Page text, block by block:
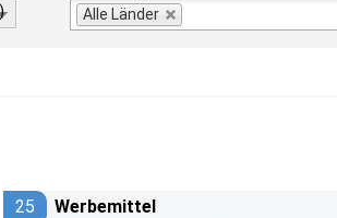
Alle Länder
25 Werbemittel